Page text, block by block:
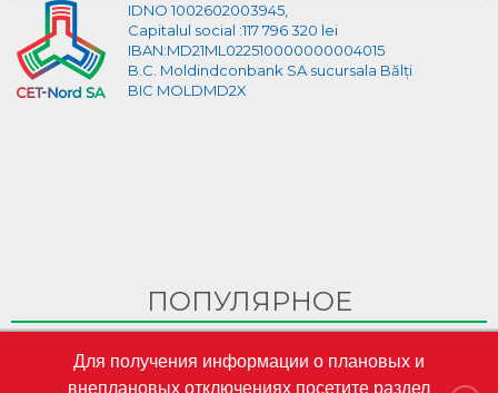
IDNO 1002602003945,
Capitalul social :117 796 320 lei
IBAN:MD21ML022510000000004015
B.C. Moldindconbank SA sucursala Bălți
BIC MOLDMD2X
ПОПУЛЯРНОЕ
CET-Nord
Для получения информации о плановых и
внеплановых отключениях посетите раздел